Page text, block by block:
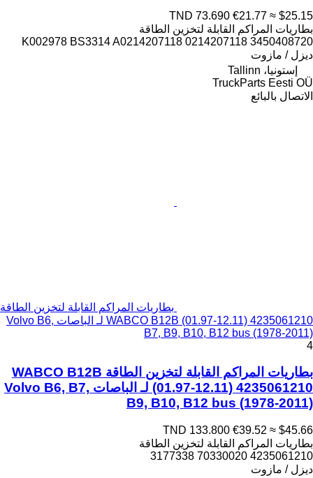
TND 73.690 €21.77 ≈ $25.15
بطاريات المراكم القابلة لتخزين الطاقة
K002978 BS3314 A0214207118 0214207118 3450408720
ديزل / مازوت
إستونيا، Tallinn
TruckParts Eesti OÜ
الاتصال بالبائع
بطاريات المراكم القابلة لتخزين الطاقة
WABCO B12B (01.97-12.11) 4235061210 لـ الباصات Volvo B6,
B7, B9, B10, B12 bus (1978-2011)
4
بطاريات المراكم القابلة لتخزين الطاقة WABCO B12B
(01.97-12.11) 4235061210 لـ الباصات Volvo B6, B7,
B9, B10, B12 bus (1978-2011)
TND 133.800 €39.52 ≈ $45.66
بطاريات المراكم القابلة لتخزين الطاقة
4235061210 70330020 3177338
ديزل / مازوت